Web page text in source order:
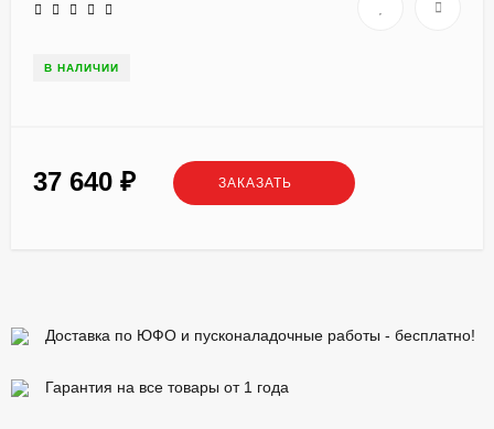
В НАЛИЧИИ
37 640 ЗАКАЗАТЬ
Доставка по ЮФО и пусконаладочные работы - бесплатно!
Гарантия на все товары от 1 года